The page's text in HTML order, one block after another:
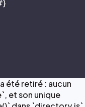
été retiré : aucun
et son unique